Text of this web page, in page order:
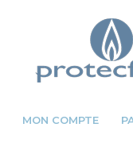
MON COMPTE